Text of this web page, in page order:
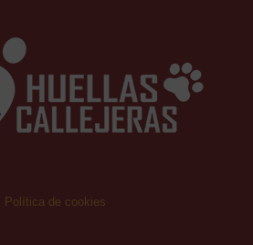
Política de cookies